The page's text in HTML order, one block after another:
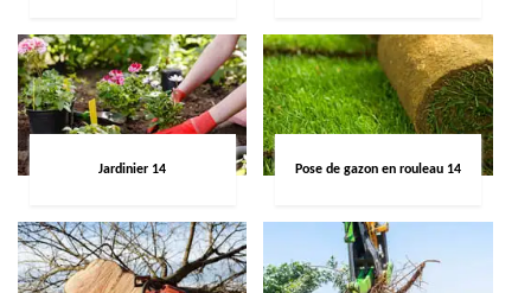
Jardinier 14 Pose de gazon en rouleau 14